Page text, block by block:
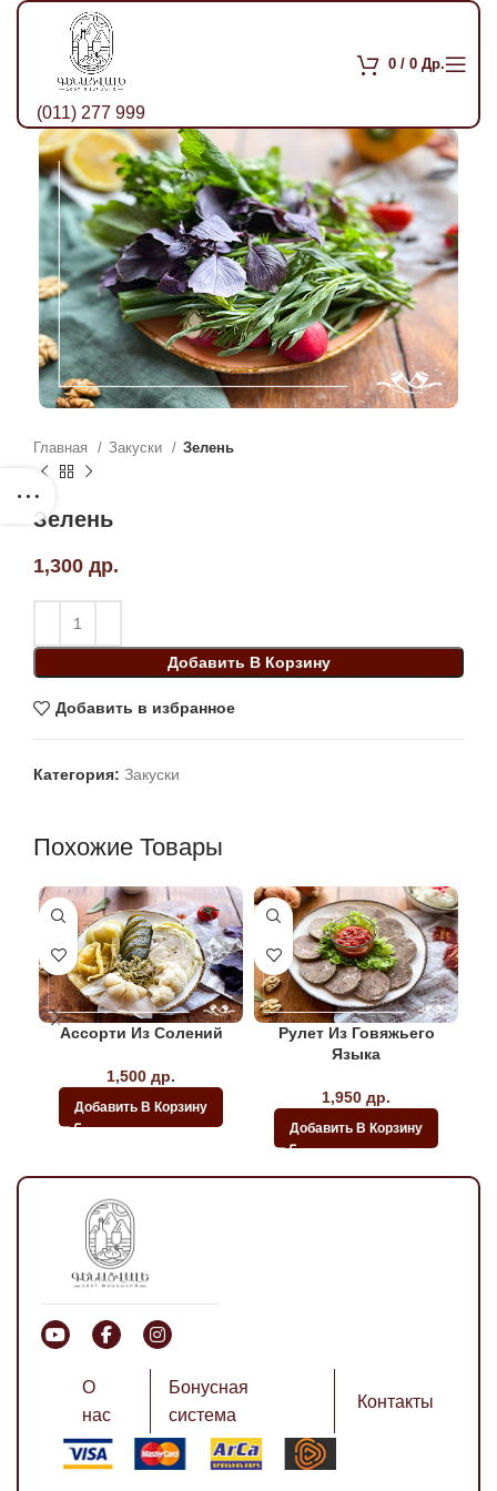
(011) 277 999
0 / 0 Др.
Главная Закуски Зелень
Зелень
1,300 др.
Добавить В Корзину
Добавить в избранное
Категория: Закуски
Похожие Товары
Ассорти Из Солений
1,500 др.
Добавить В Корзину
Рулет Из Говяжьего
Языка
1,950 др.
Добавить В Корзину
О
нас
Бонусная
система
Контакты